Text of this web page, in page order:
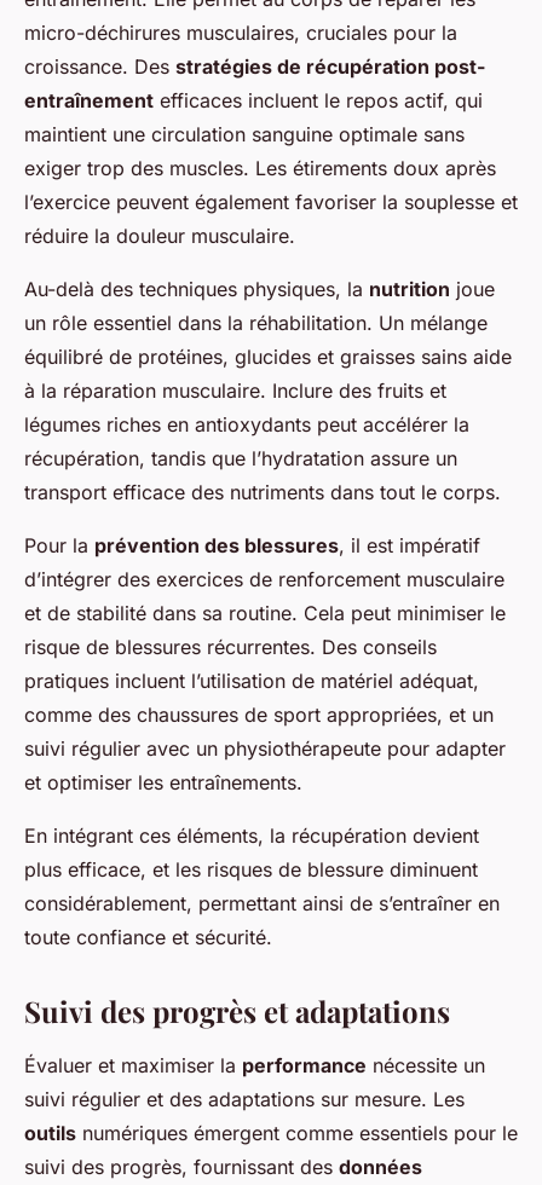
micro-déchirures musculaires, cruciales pour la
croissance. Des stratégies de récupération post-
entraînement efficaces incluent le repos actif, qui
maintient une circulation sanguine optimale sans
exiger trop des muscles. Les étirements doux après
l’exercice peuvent également favoriser la souplesse et
réduire la douleur musculaire.
Au-delà des techniques physiques, la nutrition joue
un rôle essentiel dans la réhabilitation. Un mélange
équilibré de protéines, glucides et graisses sains aide
à la réparation musculaire. Inclure des fruits et
légumes riches en antioxydants peut accélérer la
récupération, tandis que l’hydratation assure un
transport efficace des nutriments dans tout le corps.
Pour la prévention des blessures, il est impératif
d’intégrer des exercices de renforcement musculaire
et de stabilité dans sa routine. Cela peut minimiser le
risque de blessures récurrentes. Des conseils
pratiques incluent l’utilisation de matériel adéquat,
comme des chaussures de sport appropriées, et un
suivi régulier avec un physiothérapeute pour adapter
et optimiser les entraînements.
En intégrant ces éléments, la récupération devient
plus efficace, et les risques de blessure diminuent
considérablement, permettant ainsi de s’entraîner en
toute confiance et sécurité.
Suivi des progrès et adaptations
Évaluer et maximiser la performance nécessite un
suivi régulier et des adaptations sur mesure. Les
outils numériques émergent comme essentiels pour le
suivi des progrès, fournissant des données